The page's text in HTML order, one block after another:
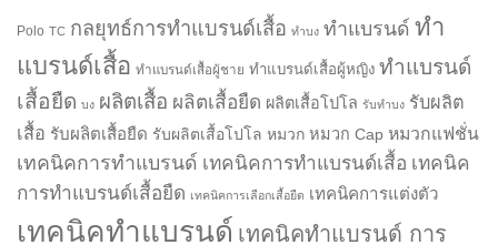
Polo TC กลยุทธ์การทำแบรนด์เสื้อ ทำบง ทำแบรนด์ ทำ
แบรนด์เสื้อ ทำแบรนด์เสื้อผู้ชาย ทำแบรนด์เสื้อผู้หญิง ทำแบรนด์
เสื้อยืด บง ผลิตเสื้อ ผลิตเสื้อยืด ผลิตเสื้อโปโล รับทำบง รับผลิต
เสื้อ รับผลิตเสื้อยืด รับผลิตเสื้อโปโล หมวก หมวก Cap หมวกแฟชั่น
เทคนิคการทำแบรนด์ เทคนิคการทำแบรนด์เสื้อ เทคนิค
การทำแบรนด์เสื้อยืด เทคนิคการเลือกเสื้อยืด เทคนิคการแต่งตัว
เทคนิคทำแบรนด์ เทคนิคทำแบรนด์ การ